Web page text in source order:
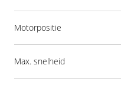
Motorpositie
Max. snelheid